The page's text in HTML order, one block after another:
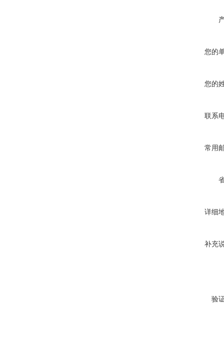
您的
您的
联系
常用
详细
补充
验